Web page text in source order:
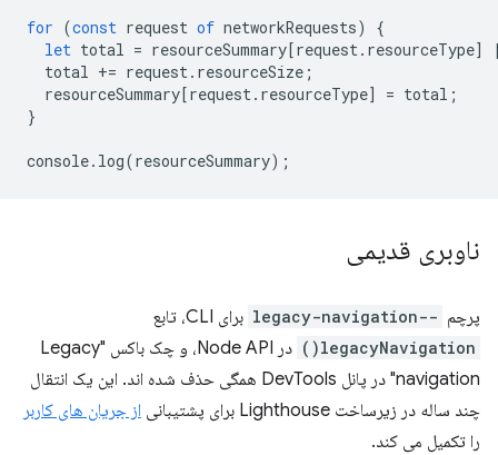
for (const request of networkRequests)
{
let total = resourceSummary[request . resourceType]
total += request . resourceSize ;
resourceSummary[request . resourceType] = total ;
}
console. log(resourceSummary);
ناوبری قدیمی
پرچم --legacy-navigation برای CLI، تابع
legacyNavigation()
در Node API، و چک باکس "Legacy
navigation" در پانل DevTools همگی حذف شده اند. این یک انتقال
چند ساله در زیرساخت Lighthouse برای پشتیبانی
از جریان های کاربر
را تکمیل می کند.